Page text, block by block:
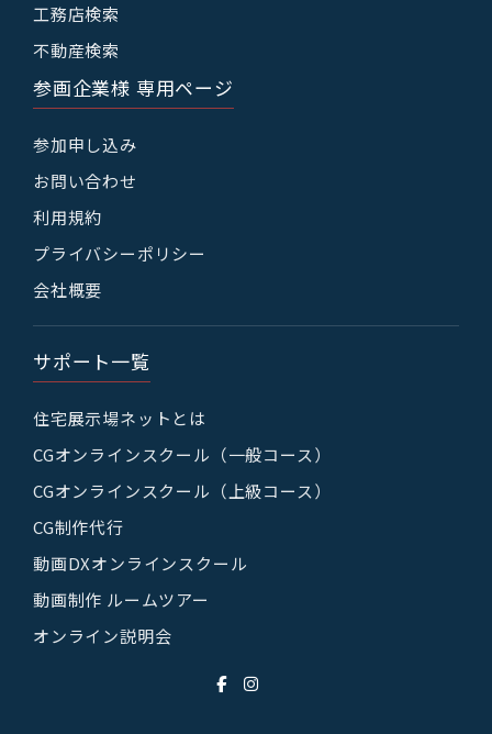
工務店検索
不動産検索
参画企業様 専用ページ
参加申し込み
お問い合わせ
利用規約
プライバシーポリシー
会社概要
サポート一覧
住宅展示場ネットとは
CGオンラインスクール（一般コース）
CGオンラインスクール（上級コース）
CG制作代行
動画DXオンラインスクール
動画制作 ルームツアー
オンライン説明会